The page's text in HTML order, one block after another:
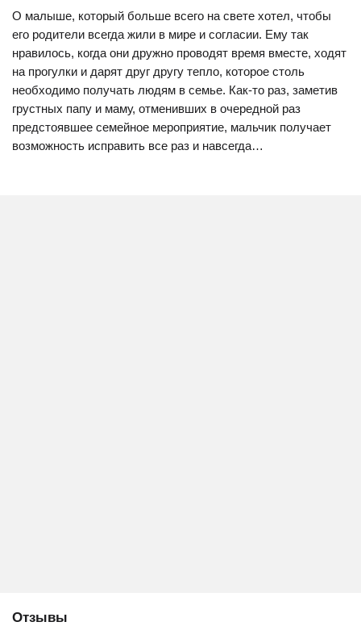
О малыше, который больше всего на свете хотел, чтобы
его родители всегда жили в мире и согласии. Ему так
нравилось, когда они дружно проводят время вместе, ходят
на прогулки и дарят друг другу тепло, которое столь
необходимо получать людям в семье. Как-то раз, заметив
грустных папу и маму, отменивших в очередной раз
предстоявшее семейное мероприятие, мальчик получает
возможность исправить все раз и навсегда…
Отзывы